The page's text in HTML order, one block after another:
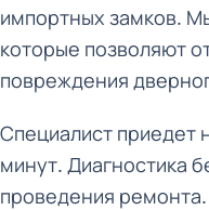
импортных замков.
которые позволяют
повреждения
Специалист приедет
минут. Диагностика
проведения